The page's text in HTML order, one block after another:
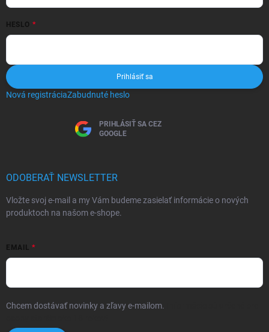
HESLO
Prihlásiť sa
Nová registráciaZabudnuté heslo
PRIHLÁSIŤ SA CEZ
GOOGLE
ODOBERAŤ NEWSLETTER
Vložte svoj e-mail a my Vám budeme zasielať informácie o nových
produktoch na našom e-shope.
EMAIL
Chcem dostávať novinky a zľavy e-mailom.